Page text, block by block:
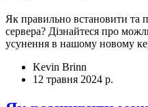
Як правильно встановити та
сервера? Дізнайтеся про
усунення в нашому новому
Kevin Brinn
12 травня 2024 р.